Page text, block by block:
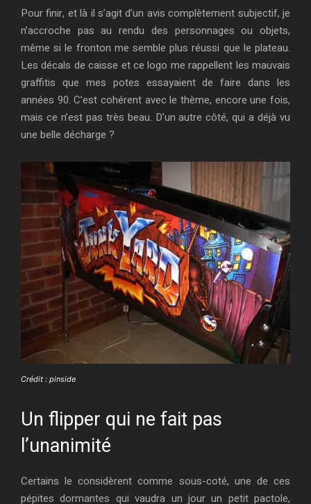
Pour finir, et là il s’agit d’un avis complètement subjectif, je
n’accroche pas au rendu des personnages ou objets,
même si le fronton me semble plus réussi que le plateau.
Les décals de caisse et ce logo me rappellent les mauvais
graffitis que mes potes essayaient de faire dans les
années 90. C’est cohérent avec le thème, encore une fois,
mais ce n’est pas très beau. D’un autre côté, qui a déjà vu
une belle décharge ?
Crédit : pinside
Un flipper qui ne fait pas
l’unanimité
Certains le considèrent comme sous-coté, une de ces
pépites dormantes qui vaudra un jour un petit pactole,